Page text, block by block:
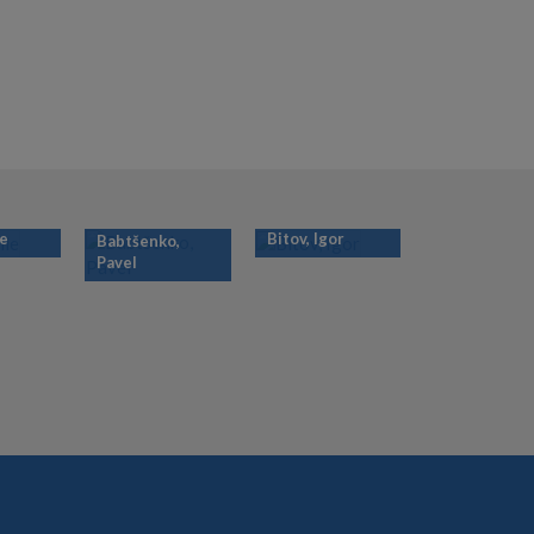
Babtšenko,
Pavel
Bitov, Igor